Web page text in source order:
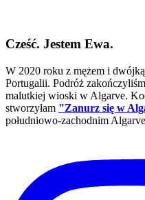
Cześć. Jestem Ewa.
W 2020 roku z mężem i
Portugalii. Podróż
malutkiej wioski w Algarve.
stworzyłam "Zanurz się w
południowo-zachodnim